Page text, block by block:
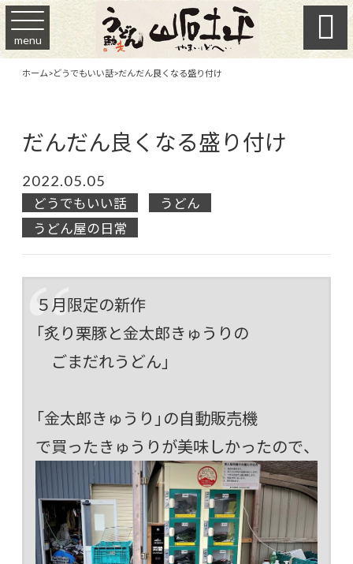
menu 
ホーム>どうでもいい話>だんだん良くなる盛り付け
だんだん良くなる盛り付け
2022.05.05
どうでもいい話
うどん
うどん屋の日常
５月限定の新作
「炙り栗豚と金太郎きゅうりの
ごまだれうどん」
「金太郎きゅうり」の自動販売機
で買ったきゅうりが美味しかったので、